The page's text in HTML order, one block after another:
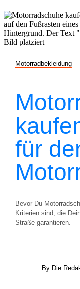
Motorradbekleidung
für
Bevor Du
Kriterien sind, die
Straße garantieren.
By Die